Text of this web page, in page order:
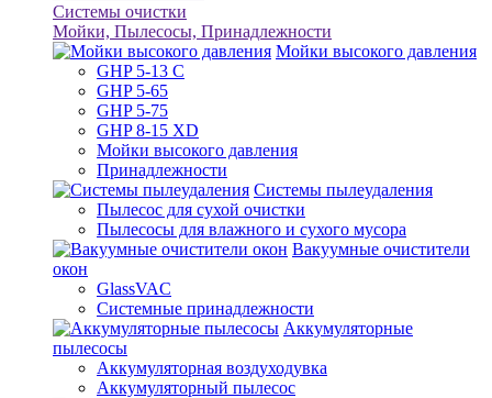
Системы очистки
Мойки, Пылесосы, Принадлежности
Мойки высокого давления
GHP 5-13 C
GHP 5-65
GHP 5-75
GHP 8-15 XD
Мойки высокого давления
Принадлежности
Системы пылеудаления
Пылесос для сухой очистки
Пылесосы для влажного и сухого мусора
Вакуумные очистители
окон
GlassVAC
Системные принадлежности
Аккумуляторные
пылесосы
Аккумуляторная воздуходувка
Аккумуляторный пылесос